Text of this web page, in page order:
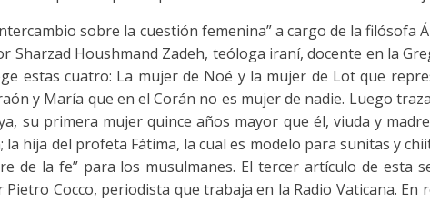
sobre la cuestión femenina” a cargo de la filósofa
Sharzad Houshmand Zadeh, teóloga iraní, docente en la
estas cuatro: La mujer de Noé y la mujer de Lot que
y María que en el Corán no es mujer de nadie. Luego
su primera mujer quince años mayor que él, viuda y
hija del profeta Fátima, la cual es modelo para sunitas y
de la fe” para los musulmanes. El tercer artículo de esta
Cocco, periodista que trabaja en la Radio Vaticana. En